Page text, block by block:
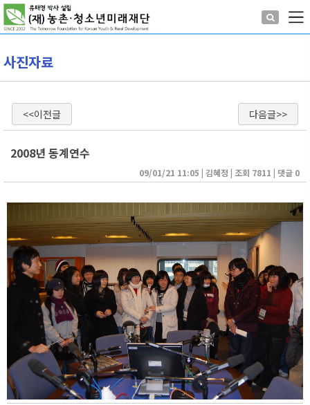
사진자료
<<이전글 다음글>>
2008년 동계연수
09/01/21 11:05 | 김혜정 | 조회 7811 | 댓글 0